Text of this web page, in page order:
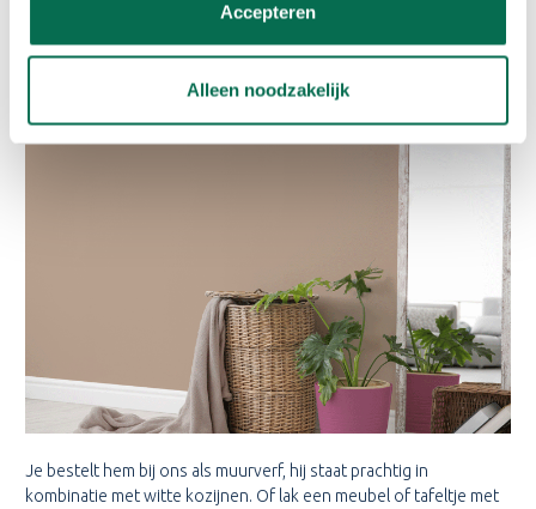
Accepteren
Alleen noodzakelijk
aan warmte, natuurlijkheid en een knus huis in tijden van
verandering is de bruintint Transcend verkozen tot kleur van
Je bestelt hem bij ons als muurverf, hij staat prachtig in
kombinatie met witte kozijnen. Of lak een meubel of tafeltje met